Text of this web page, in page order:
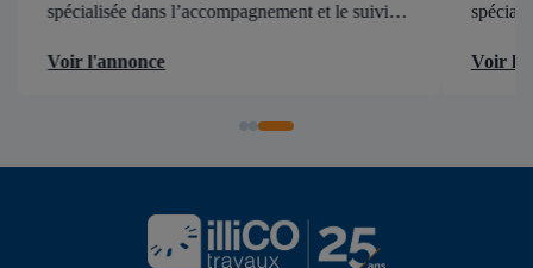
spécialisée dans l’accompagnement et le suivi
d’accélérer et de faciliter tous les projets […]
Voir l'annonce Voir